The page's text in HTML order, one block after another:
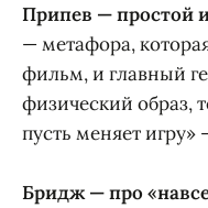
Припев — простой
— метафора,
фильм, и главный
физический образ,
пусть меняет
Бридж — про